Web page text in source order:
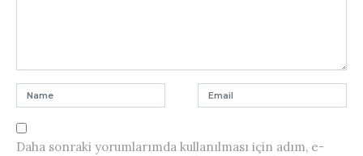
Daha sonraki yorumlarımda kullanılması için adım, e-